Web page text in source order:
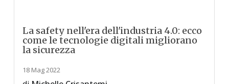
La safety nell'era dell'industria 4.0: ecco
come le tecnologie digitali migliorano
la sicurezza
18 Mag 2022